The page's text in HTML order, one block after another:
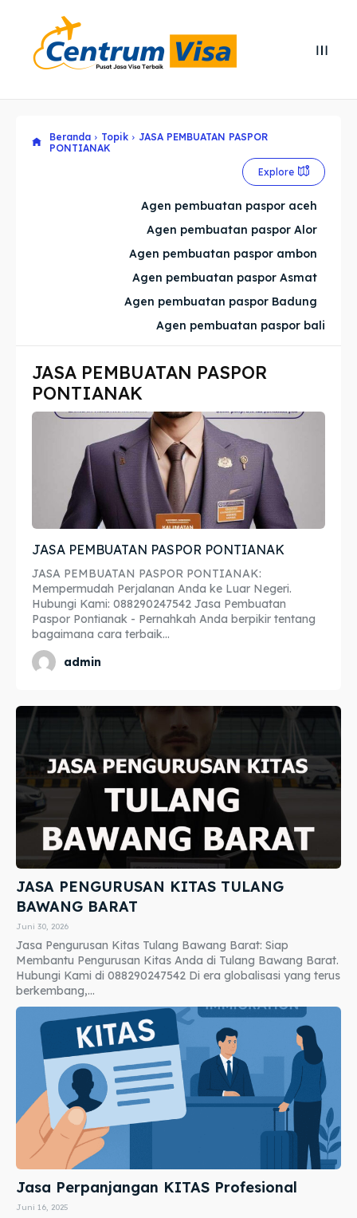
Explore our destinations
Imta
Legalisir
Apostille
Penerjemah
Asuransi
Cari
Explore our destinations
Imta
Legalisir
Apostille
Penerjemah
Asuransi
Cari
Beranda Topik
JASA PEMBUATAN PASPOR
PONTIANAK
Explore
Agen pembuatan paspor aceh
Agen pembuatan paspor Alor
Agen pembuatan paspor ambon
Agen pembuatan paspor Asmat
Agen pembuatan paspor Badung
Agen pembuatan paspor bali
JASA PEMBUATAN PASPOR
PONTIANAK
JASA PEMBUATAN PASPOR PONTIANAK
JASA PEMBUATAN PASPOR PONTIANAK:
Mempermudah Perjalanan Anda ke Luar Negeri.
Hubungi Kami: 088290247542 Jasa Pembuatan
Paspor Pontianak - Pernahkah Anda berpikir tentang
bagaimana cara terbaik...
admin
JASA PENGURUSAN KITAS TULANG
BAWANG BARAT
Juni 30, 2026
Jasa Pengurusan Kitas Tulang Bawang Barat: Siap
Membantu Pengurusan Kitas Anda di Tulang Bawang Barat.
Hubungi Kami di 088290247542 Di era globalisasi yang terus
berkembang,...
Jasa Perpanjangan KITAS Profesional
Juni 16, 2025